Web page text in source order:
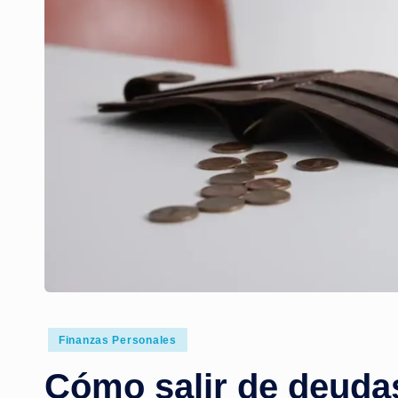
Publicado
Finanzas Personales
Cómo salir de